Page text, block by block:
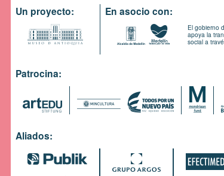
Un proyecto: En asocio con:
El gobierno
apoya la
social a
Patrocina:
Aliados: